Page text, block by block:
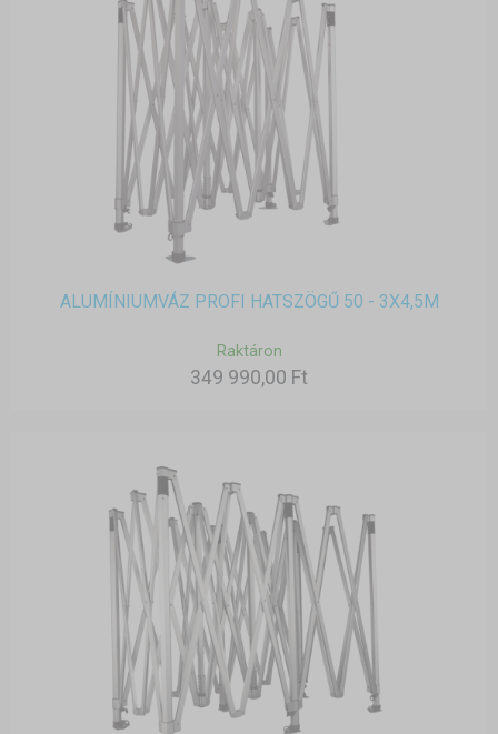
ALUMÍNIUMVÁZ PROFI HATSZÖGŰ 50 - 3X4,5M
Raktáron
349 990,00 Ft